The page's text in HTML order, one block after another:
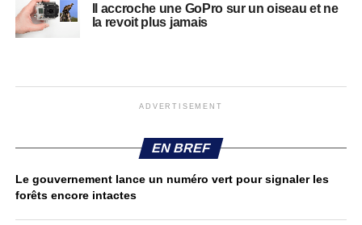
Il accroche une GoPro sur un oiseau et ne
la revoit plus jamais
ADVERTISEMENT
EN BREF
Le gouvernement lance un numéro vert pour signaler les
forêts encore intactes